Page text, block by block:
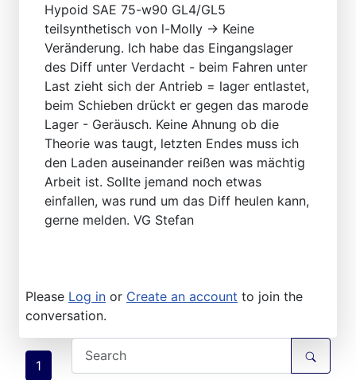
Hypoid SAE 75-w90 GL4/GL5
teilsynthetisch von l-Molly -> Keine
Veränderung. Ich habe das Eingangslager
des Diff unter Verdacht - beim Fahren unter
Last zieht sich der Antrieb = lager entlastet,
beim Schieben drückt er gegen das marode
Lager - Geräusch. Keine Ahnung ob die
Theorie was taugt, letzten Endes muss ich
den Laden auseinander reißen was mächtig
Arbeit ist. Sollte jemand noch etwas
einfallen, was rund um das Diff heulen kann,
gerne melden. VG Stefan
Please Log in or Create an account to join the
conversation.
1